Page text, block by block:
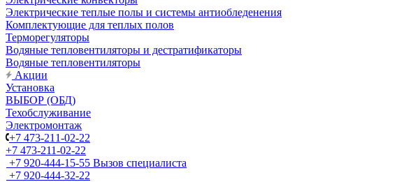
Электрические теплые полы и системы антиобледенения
Комплектующие для теплых полов
Терморегуляторы
Водяные тепловентиляторы и дестратификаторы
Водяные тепловентиляторы
Акции
Установка
ВЫБОР (ОБД)
Техобслуживание
Электромонтаж
+7 473-211-02-22
+7 473-211-02-22
+7 920-444-15-55 Вызов специалиста
+7 920-444-32-22